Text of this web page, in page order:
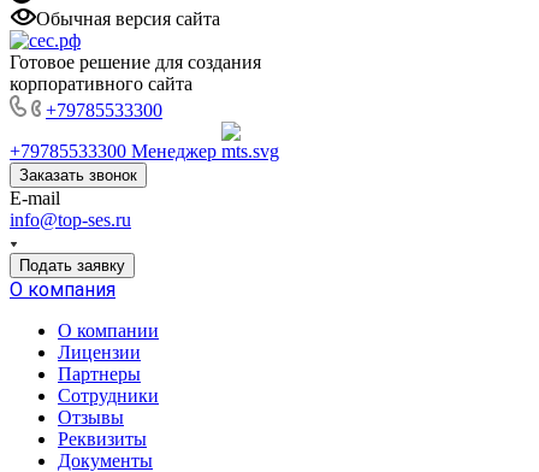
Обычная версия сайта
Готовое решение для создания
корпоративного сайта
+79785533300
+79785533300 Менеджер
Заказать звонок
E-mail
info@top-ses.ru
Подать заявку
О компания
О компании
Лицензии
Партнеры
Сотрудники
Отзывы
Реквизиты
Документы